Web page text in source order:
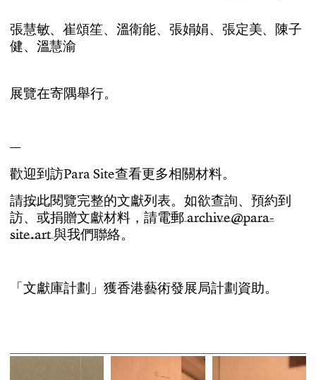
張慧敏、崔頌笙、溫衛能、張娟娟、張定美、陳子
健、溫慧渝
展覽在寄隅舉行。
—
歡迎到訪Para Site查看更多相關材料。
請按此閱覽完整的文獻列表。 如欲查詢、 預約到
訪、 或捐贈文獻材料 ， 請電郵archive@para-
site.art與我們聯絡。
「文獻庫計劃 」 獲香港藝術發展局計劃資助。